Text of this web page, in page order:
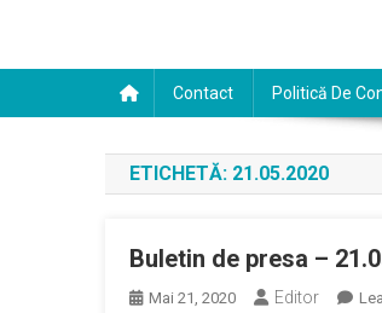
Contact Politică De
ETICHETĂ: 21.05.2020
Buletin de presa –
Mai 21, 2020 Editor